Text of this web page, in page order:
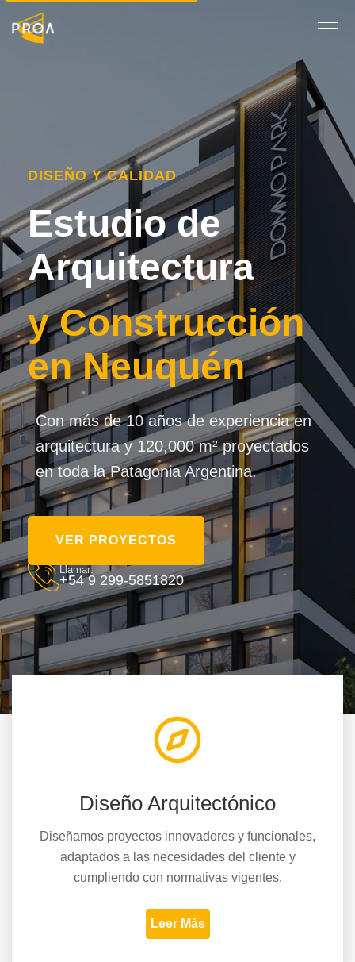
DISEÑO Y CALIDAD
Estudio de
Arquitectura
y Construcción
en Neuquén
Con más de 10 años de experiencia en
arquitectura y 120,000 m² proyectados
en toda la Patagonia Argentina.
VER PROYECTOS
Llamar:
+54 9 299-5851820
Diseño Arquitectónico
Diseñamos proyectos innovadores y funcionales,
adaptados a las necesidades del cliente y
cumpliendo con normativas vigentes.
Leer Más